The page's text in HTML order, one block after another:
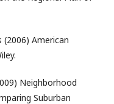
(2006) American
Neighborhood
Suburban